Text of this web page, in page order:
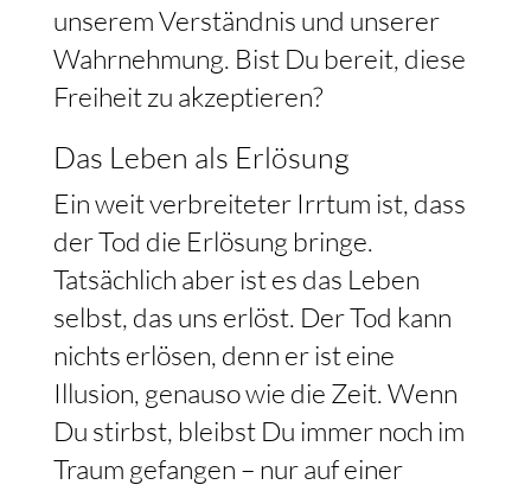
unserem Verständnis und unserer
Wahrnehmung. Bist Du bereit, diese
Freiheit zu akzeptieren?
Das Leben als Erlösung
Ein weit verbreiteter Irrtum ist, dass
der Tod die Erlösung bringe.
Tatsächlich aber ist es das Leben
selbst, das uns erlöst. Der Tod kann
nichts erlösen, denn er ist eine
Illusion, genauso wie die Zeit. Wenn
Du stirbst, bleibst Du immer noch im
Traum gefangen – nur auf einer